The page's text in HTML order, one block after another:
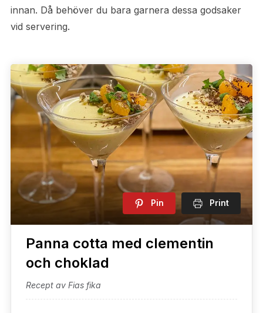
innan. Då behöver du bara garnera dessa godsaker
vid servering.
Pin Print
Panna cotta med clementin
och choklad
Recept av Fias fika